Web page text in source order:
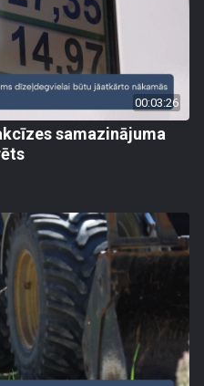
00:03:26
samazinājuma